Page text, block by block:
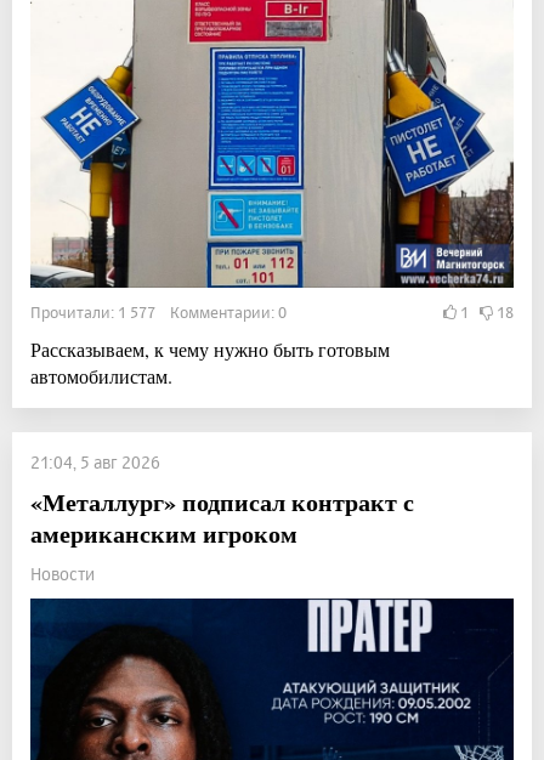
Прочитали: 1 577 Комментарии: 0 1 18
Рассказываем, к чему нужно быть готовым
автомобилистам.
21:04, 5 авг 2026
«Металлург» подписал контракт с
американским игроком
Новости